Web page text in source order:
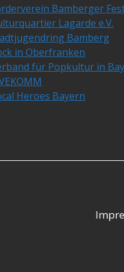
Bamberger
Lagarde e.V.
Bamberg
in Oberfranken
für Popkultur in
Heroes Bayern